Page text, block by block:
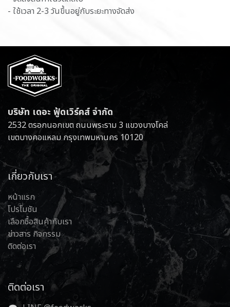
- ใช้เวลา 2-3 วันขึ้นอยู่กับระยะทางจัดส่ง
บริษัท เดอะ ฟู้ดเวิร์คส์ จำกัด
2532 ตรอกนอกเขต ถนนพระราม 3 แขวงบางโคล่
เขตบางคอแหลม กรุงเทพมหานคร 10120
เกี่ยวกับเรา
หน้าแรก
โปรโมชัน
เลือกซื้อสินค้ากับเรา
ข่าวสาร กิจกรรม
ติดต่อเรา
ติดต่อเรา